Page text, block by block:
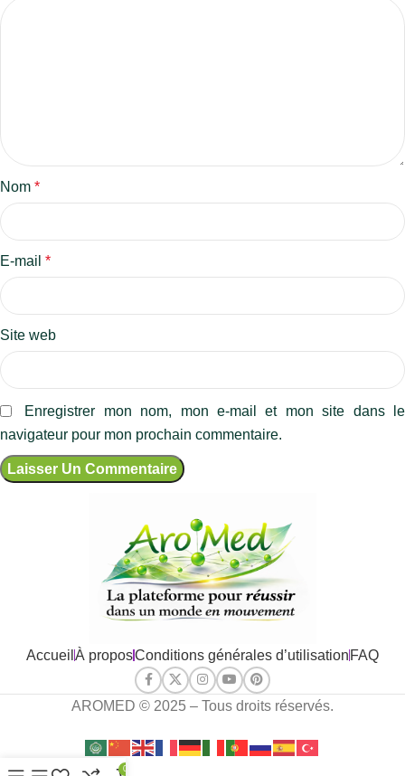
Nom *
E-mail *
Site web
Enregistrer mon nom, mon e-mail et mon site dans le
navigateur pour mon prochain commentaire.
Accueil À proposConditions générales d’utilisation FAQ
AROMED © 2025 – Tous droits réservés.
0